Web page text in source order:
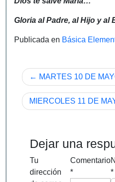
Gloria al Padre, al Hijo y
Publicada en Básica
Navegación
de
entradas
MARTES 10 DE
MIERCOLES 11 DE
Dejar una
Tu
dirección
Comentario
*
*